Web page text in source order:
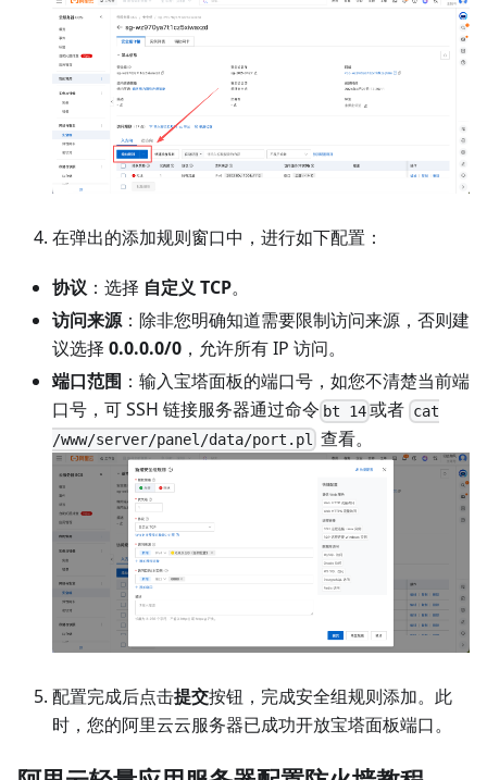
在弹出的添加规则窗口中，进行如下配置：
协议：选择 自定义 TCP。
访问来源：除非您明确知道需要限制访问来源，否则建
议选择 0.0.0.0/0 ，允许所有 IP 访问。
端口范围 ：输入宝塔面板的端口号，如您不清楚当前端
口号，可 SSH 链接服务器通过命令 bt 14 或者 cat
/www/server/panel/data/port.pl
查看。
配置完成后点击提交按钮，完成安全组规则添加。此
时，您的阿里云云服务器已成功开放宝塔面板端口。